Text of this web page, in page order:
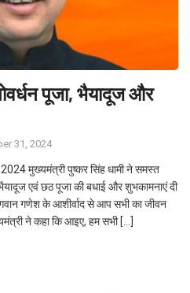
पूजा, भैयादूज और
31, 2024
मुख्यमंत्री पुष्कर सिंह धामी ने समस्त
भैयादूज एवं छठ पूजा की बधाई और शुभकामनाएं दी
गणेश के आशीर्वाद से आप सभी का जीवन
ने कहा कि आइए, हम सभी […]